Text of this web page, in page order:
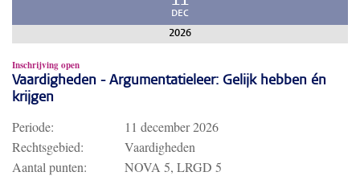
DEC
2026
Inschrijving open
Vaardigheden - Argumentatieleer: Gelijk hebben én
krijgen
Periode:
11 december 2026
Rechtsgebied:
Vaardigheden
Aantal punten:
NOVA 5, LRGD 5